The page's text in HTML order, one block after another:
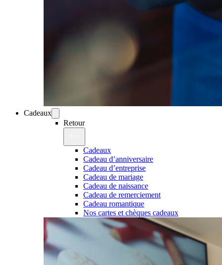
Cadeaux
Retour
Cadeaux
Cadeau d’anniversaire
Cadeau d’entreprise
Cadeau de mariage
Cadeau de naissance
Cadeau de remerciement
Cadeau romantique
Nos cartes et chèques cadeaux